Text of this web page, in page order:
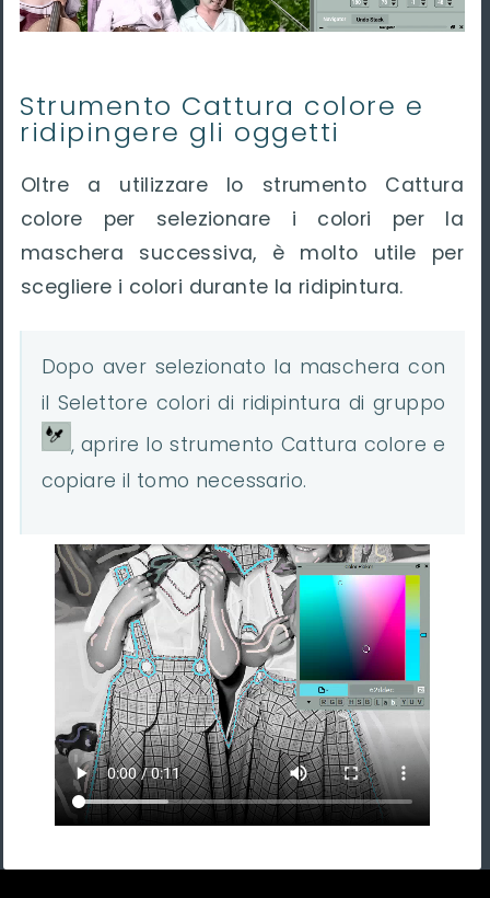
Strumento Cattura colore e
ridipingere gli oggetti
Oltre a utilizzare lo strumento Cattura
colore per selezionare i colori per la
maschera successiva, è molto utile per
scegliere i colori durante la ridipintura.
Dopo aver selezionato la maschera con
il Selettore colori di ridipintura di gruppo
, aprire lo strumento Cattura colore e
copiare il tomo necessario.